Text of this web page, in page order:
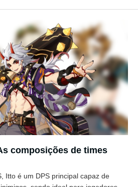
composições de times
Itto é um DPS principal capaz de